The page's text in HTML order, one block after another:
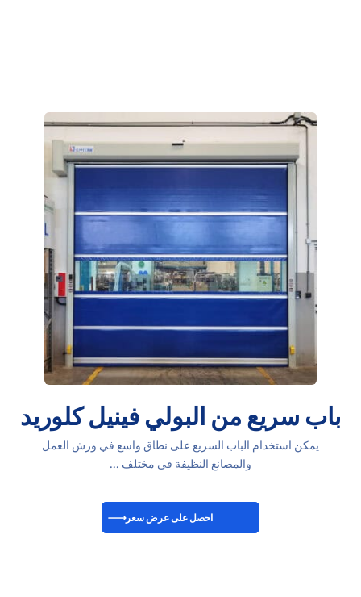
باب سريع من البولي فينيل كلوريد
يمكن استخدام الباب السريع على نطاق واسع في ورش العمل
والمصانع النظيفة في مختلف ...
احصل على عرض سعر